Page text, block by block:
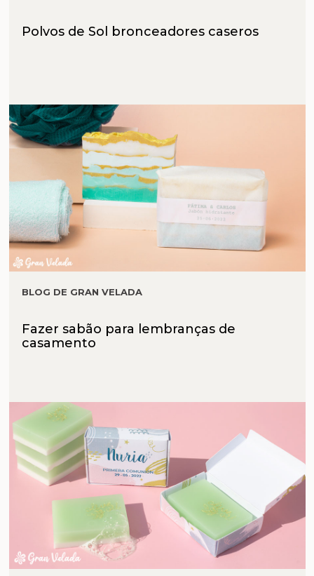
Polvos de Sol bronceadores caseros
BLOG DE GRAN VELADA
Fazer sabão para lembranças de
casamento